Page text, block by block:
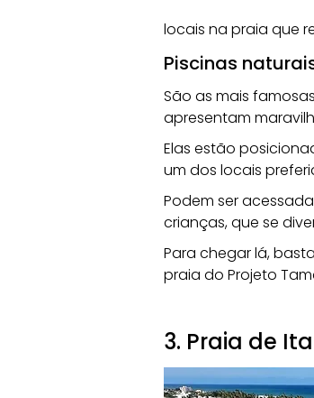
locais na praia que
Piscinas
São as mais
apresentam
Elas estão
um dos locais
Podem ser
crianças, que se
Para chegar lá,
praia do Projeto
3. Praia de